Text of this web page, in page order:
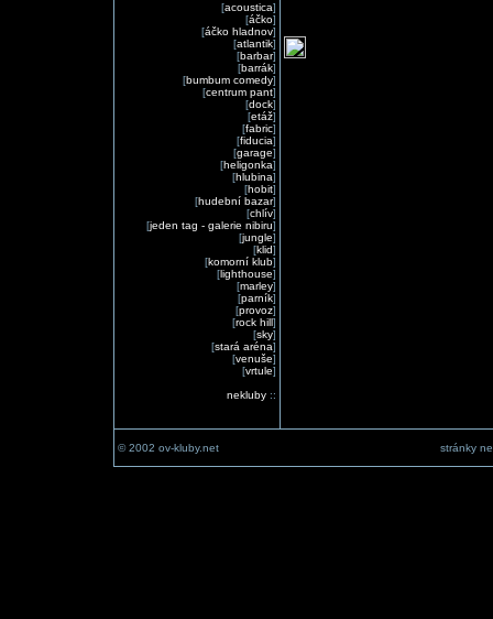
[acoustica]
[áčko]
[áčko hladnov]
[atlantik]
[barbar]
[barrák]
[bumbum comedy]
[centrum pant]
[dock]
[etáž]
[fabric]
[fiducia]
[garage]
[heligonka]
[hlubina]
[hobit]
[hudební bazar]
[chlív]
[jeden tag - galerie nibiru]
[jungle]
[klid]
[komorní klub]
[lighthouse]
[marley]
[parník]
[provoz]
[rock hill]
[sky]
[stará aréna]
[venuše]
[vrtule]
nekluby::
© 2002 ov-kluby.net stránky